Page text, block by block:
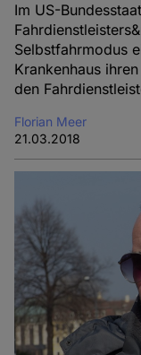
Im US-
Selbstfahrmodus
Krankenhaus
den
Florian Meer
21.03.2018